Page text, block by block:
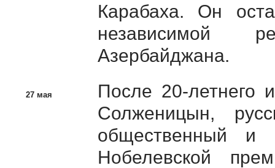
Карабаха. Он
независимой
Азербайджана.
27 мая
После 20-летнего
Солженицын,
общественный и
Нобелевской